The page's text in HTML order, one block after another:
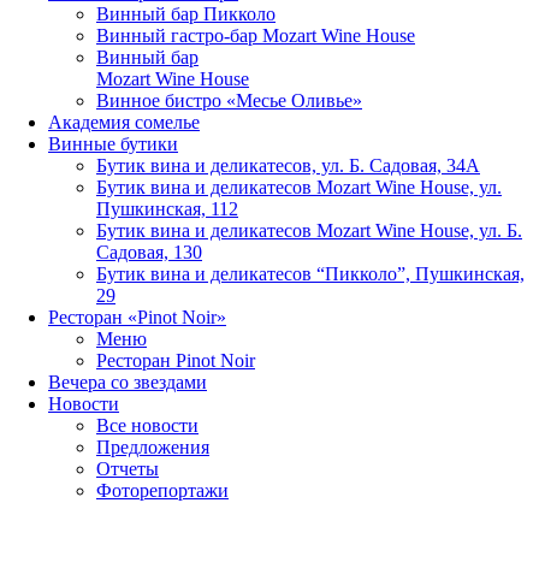
Винный бар Пикколо
Винный гастро-бар Mozart Wine House
Винный бар
Mozart Wine House
Винное бистро «Месье Оливье»
Академия сомелье
Винные бутики
Бутик вина и деликатесов, ул. Б. Садовая, 34А
Бутик вина и деликатесов Mozart Wine House, ул.
Пушкинская, 112
Бутик вина и деликатесов Mozart Wine House, ул. Б.
Садовая, 130
Бутик вина и деликатесов “Пикколо”, Пушкинская,
29
Ресторан «Pinot Noir»
Меню
Ресторан Pinot Noir
Вечера со звездами
Новости
Все новости
Предложения
Отчеты
Фоторепортажи